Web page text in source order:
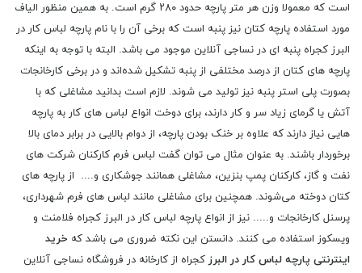
است که معمولا وزن هر متر پارچه حدود ۲۸۰ گرم است. به همین منظور الیاف
مورد استفاده پارچه کتان نیز پنبه است که برخی آن را با نام پارچه لباس کار در
البرز کجراه پنبه ای در نساجی آنلاین موجود می باشد. البته با توجه به اینکه
پارچه های کتان از درصد مختلفی از پنبه تشکیل شده‌اند و در برخی کارخانجات
بصورت پلی استر پنبه نیز تولید می ‌شوند. لازم است بدانید مشاغلی که با
آتش یا گرمای زیاد سر و کار دارند، برای دوخت انواع لباس های کار به پارچه
هایی نیاز دارند که علاوه بر خنک بودن پارچه، از دوام بالایی در برابر دمای بالا
برخوردار باشند. به عنوان مثال می توان گفت لباس فرم کارکنان شرکت‌ های
نفت و گاز، کارکنان پمپ بنزین، مشاغلی همانند جوشکاری و.... از پارچه های
کتان دوخته می‌شوند. همچنین برای مشاغلی مانند لباس ‌های فرم شهرداری،
پرسنل کارخانجات و..... نیز از انواع پارچه لباس کار در البرز کجراه فلامنت و
ویسکوز استفاده می ‌کنند. دانستن این نکته ضروری می باشد که خرید
اینترنتی پارچه لباس کار در البرز کجراه از کارخانه در فروشگاه نساجی آنلاین